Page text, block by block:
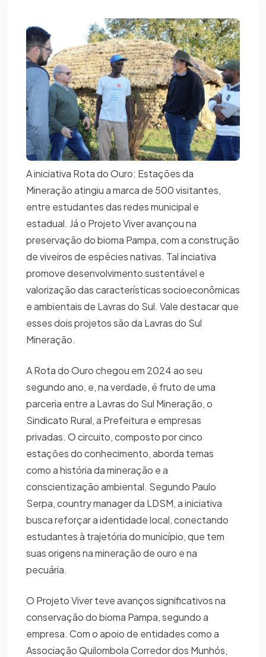
A iniciativa Rota do Ouro: Estações da
Mineração atingiu a marca de 500 visitantes,
entre estudantes das redes municipal e
estadual. Já o Projeto Viver avançou na
preservação do bioma Pampa, com a construção
de viveiros de espécies nativas. Tal inciativa
promove desenvolvimento sustentável e
valorização das características socioeconômicas
e ambientais de Lavras do Sul. Vale destacar que
esses dois projetos são da Lavras do Sul
Mineração.
A Rota do Ouro chegou em 2024 ao seu
segundo ano, e, na verdade, é fruto de uma
parceria entre a Lavras do Sul Mineração, o
Sindicato Rural, a Prefeitura e empresas
privadas. O circuito, composto por cinco
estações do conhecimento, aborda temas
como a história da mineração e a
conscientização ambiental. Segundo Paulo
Serpa, country manager da LDSM, a iniciativa
busca reforçar a identidade local, conectando
estudantes à trajetória do município, que tem
suas origens na mineração de ouro e na
pecuária.
O Projeto Viver teve avanços significativos na
conservação do bioma Pampa, segundo a
empresa. Com o apoio de entidades como a
Associação Quilombola Corredor dos Munhós,